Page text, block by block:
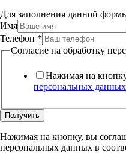
Для заполнения данной
Имя
Телефон *
Согласие на обработку
Нажимая на
персональных данных
Получить
Нажимая на кнопку, вы
персональных данных в